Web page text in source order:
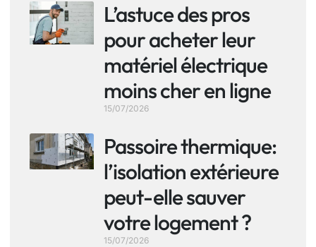
L’astuce des pros
pour acheter leur
matériel électrique
moins cher en ligne
15/07/2026
Passoire thermique:
l’isolation extérieure
peut-elle sauver
votre logement ?
15/07/2026